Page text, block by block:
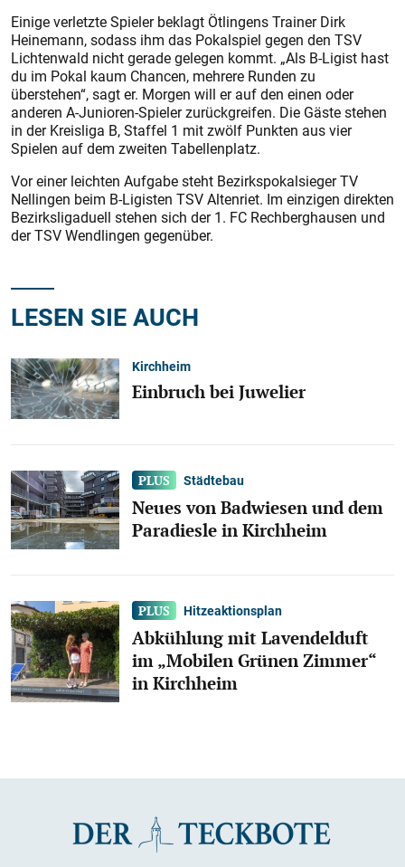
Einige verletzte Spieler beklagt Ötlingens Trainer Dirk
Heinemann, sodass ihm das Pokalspiel gegen den TSV
Lichtenwald nicht gerade gelegen kommt. „Als B-Ligist hast
du im Pokal kaum Chancen, mehrere Runden zu
überstehen“, sagt er. Morgen will er auf den einen oder
anderen A-Junioren-Spieler zurückgreifen. Die Gäste stehen
in der Kreisliga B, Staffel 1 mit zwölf Punkten aus vier
Spielen auf dem zweiten Tabellenplatz.
Vor einer leichten Aufgabe steht Bezirkspokalsieger TV
Nellingen beim B-Ligisten TSV Altenriet. Im einzigen direkten
Bezirksligaduell stehen sich der 1. FC Rechberghausen und
der TSV Wendlingen gegenüber.
LESEN SIE AUCH
Kirchheim
Einbruch bei Juwelier
Städtebau
Neues von Badwiesen und dem
Paradiesle in Kirchheim
Hitzeaktionsplan
Abkühlung mit Lavendelduft
im „Mobilen Grünen Zimmer“
in Kirchheim